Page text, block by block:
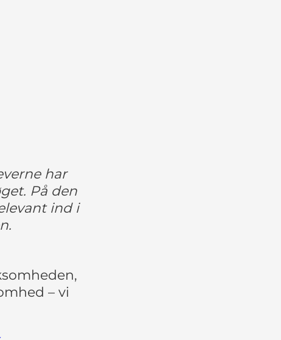
har
På den
ind i
– vi